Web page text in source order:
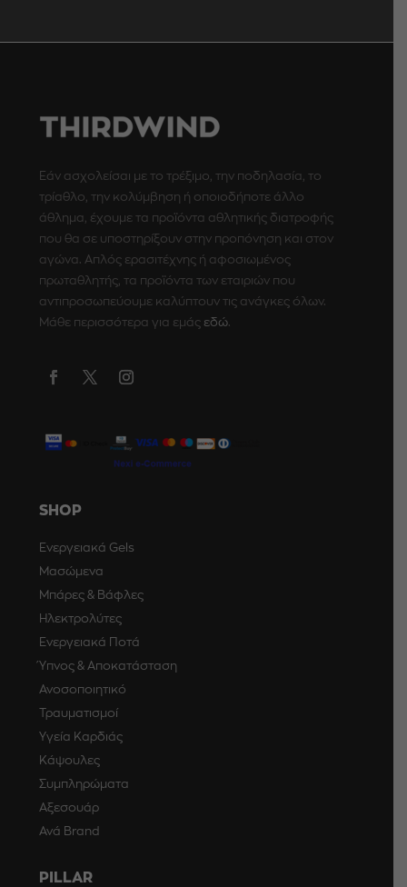
Εάν ασχολείσαι με το τρέξιμο, την ποδηλασία, το
τρίαθλο, την κολύμβηση ή οποιοδήποτε άλλο
άθλημα, έχουμε τα προϊόντα αθλητικής διατροφής
που θα σε υποστηρίξουν στην προπόνηση και στον
αγώνα. Απλός ερασιτέχνης ή αφοσιωμένος
πρωταθλητής, τα προϊόντα των εταιριών που
αντιπροσωπεύουμε καλύπτουν τις ανάγκες όλων.
Μάθε περισσότερα για εμάς εδώ.
SHOP
Ενεργειακά Gels
Μασώμενα
Μπάρες & Βάφλες
Ηλεκτρολύτες
Ενεργειακά Ποτά
Ύπνος & Αποκατάσταση
Ανοσοποιητικό
Τραυματισμοί
Υγεία Καρδιάς
Κάψουλες
Συμπληρώματα
Αξεσουάρ
Ανά Brand
PILLAR